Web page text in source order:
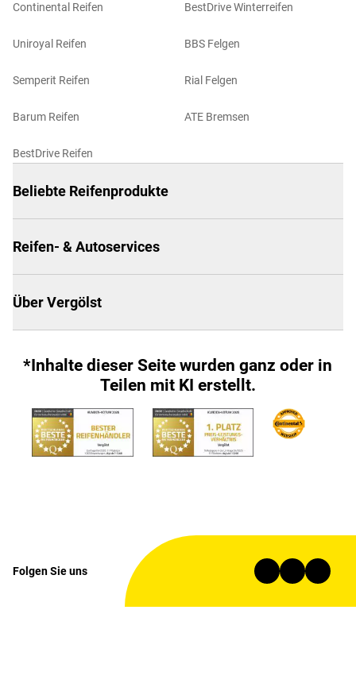
Continental Reifen
Uniroyal Reifen
Semperit Reifen
Barum Reifen
BestDrive Reifen
BestDrive Winterreifen
BBS Felgen
Rial Felgen
ATE Bremsen
Beliebte Reifenprodukte
Reifen- & Autoservices
Über Vergölst
*Inhalte dieser Seite wurden ganz oder in
Teilen mit KI erstellt.
Folgen Sie uns